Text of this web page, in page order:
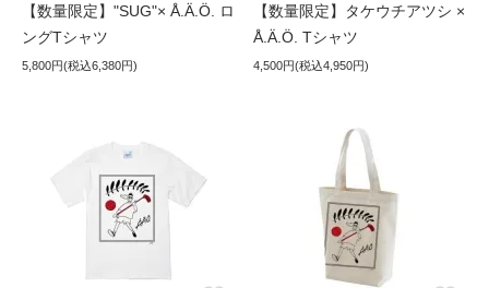
【数量限定】"SUG"× Å.Ä.Ö. ロ
ングTシャツ
5,800円(税込6,380円)
【数量限定】タケウチアツシ ×
Å.Ä.Ö. Tシャツ
4,500円(税込4,950円)